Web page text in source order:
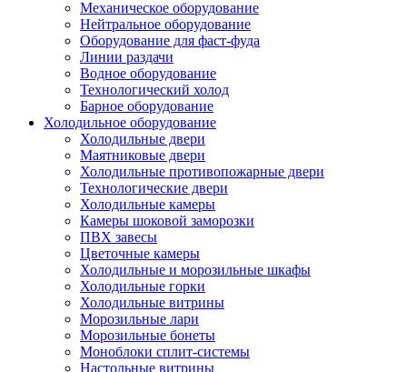
Механическое оборудование
Нейтральное оборудование
Оборудование для фаст-фуда
Линии раздачи
Водное оборудование
Технологический холод
Барное оборудование
Холодильное оборудование
Холодильные двери
Маятниковые двери
Холодильные противопожарные двери
Технологические двери
Холодильные камеры
Камеры шоковой заморозки
ПВХ завесы
Цветочные камеры
Холодильные и морозильные шкафы
Холодильные горки
Холодильные витрины
Морозильные лари
Морозильные бонеты
Моноблоки сплит-системы
Настольные витрины